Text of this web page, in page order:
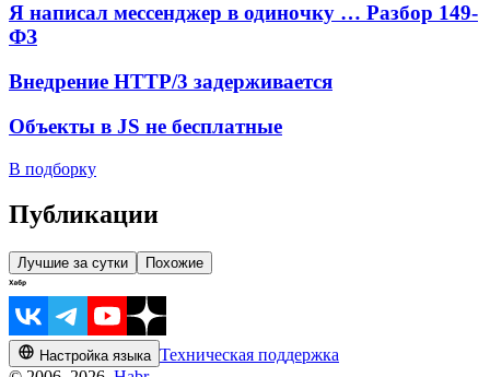
Я написал мессенджер в одиночку … Разбор 149-
ФЗ
Внедрение HTTP/3 задерживается
Объекты в JS не бесплатные
В подборку
Публикации
Лучшие за сутки Похожие
Настройка языка Техническая поддержка